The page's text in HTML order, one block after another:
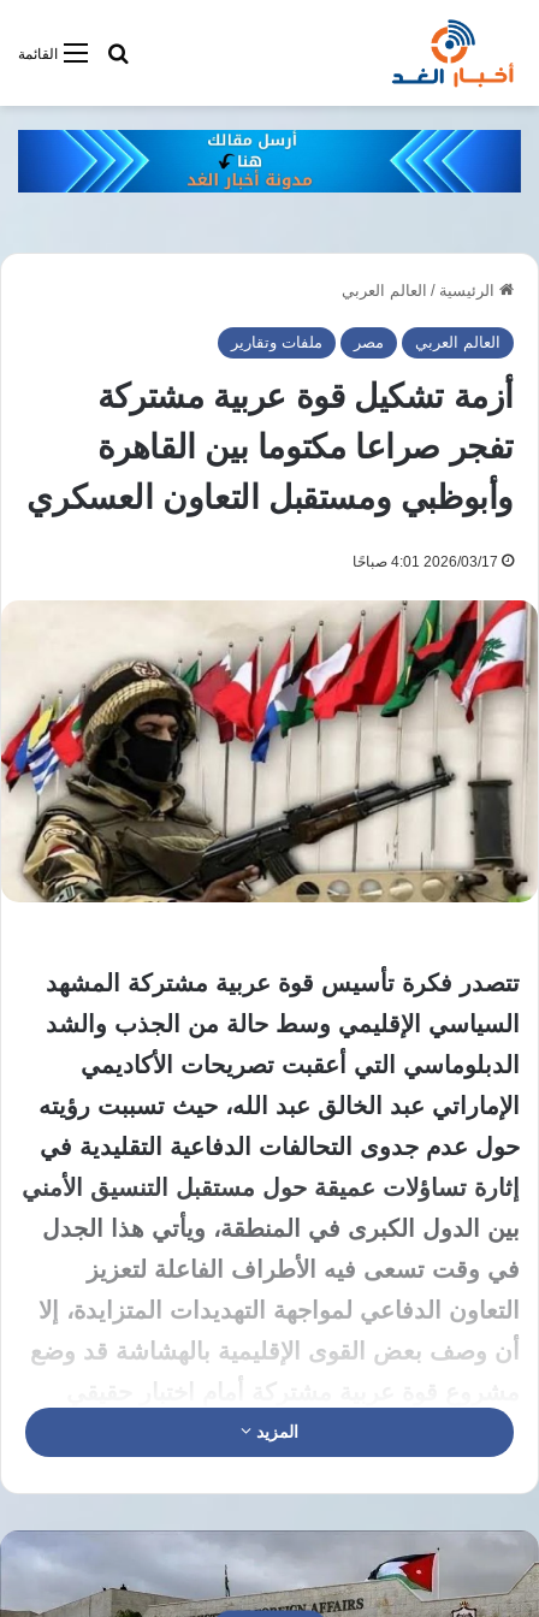
القائمةأبحت فى
الرئيسية / العالم العربي
العالم العربي مصر ملفات وتقارير
أزمة تشكيل قوة عربية مشتركة
تفجر صراعا مكتوما بين القاهرة
وأبوظبي ومستقبل التعاون العسكري
2026/03/17 4:01 صباحًا
تتصدر فكرة تأسيس قوة عربية مشتركة المشهد
السياسي الإقليمي وسط حالة من الجذب والشد
الدبلوماسي التي أعقبت تصريحات الأكاديمي
الإماراتي عبد الخالق عبد الله، حيث تسببت رؤيته
حول عدم جدوى التحالفات الدفاعية التقليدية في
إثارة تساؤلات عميقة حول مستقبل التنسيق الأمني
بين الدول الكبرى في المنطقة، ويأتي هذا الجدل
في وقت تسعى فيه الأطراف الفاعلة لتعزيز
التعاون الدفاعي لمواجهة التهديدات المتزايدة، إلا
أن وصف بعض القوى الإقليمية بالهشاشة قد وضع
ومعقد للغاية،
الله يعبر عن تحول في المزاج السياسي بداخل
أروقة صنع القرار نظرا لقربه من قيادة الدولة، وقد
المزيد